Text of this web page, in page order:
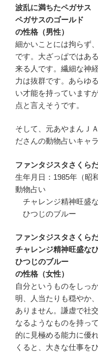
波乱に満ちたペガサス
ペガサスのゴールド
の性格（男性）
細かいことには拘らず
です。大ざっぱではあ
来る人です。繊細な神
力は抜群です。あらゆ
い才能を持っています
点と言えそうです。
そして、元あやまんＪ
ださんの動物占いキャ
ファンタジスタさくら
生年月日：1985年（昭
動物占い
チャレンジ精神旺盛
ひつじのブルー
ファンタジスタさくら
チャレンジ精神旺盛な
ひつじのブルー
の性格（女性）
自分というものをしっ
明、人当たりも穏やか
ありません。謙虚で社
なるようなものを持っ
的に見極める能力に優
くると、大きな仕事を